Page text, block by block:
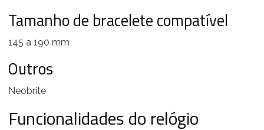
Tamanho de bracelete compatível
145 a 190 mm
Outros
Neobrite
Funcionalidades do relógio